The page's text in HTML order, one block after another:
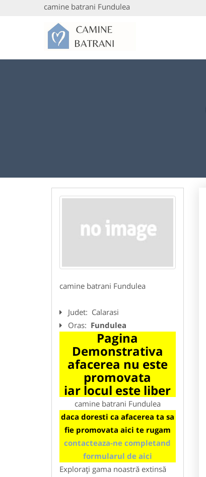
camine batrani Fundulea
camine batrani Fundulea
Judet: Calarasi
Oras: Fundulea
Pagina
Demonstrativa
afacerea nu este
promovata
iar locul este liber
camine batrani Fundulea
daca doresti ca afacerea ta sa
fie promovata aici te rugam
contacteaza-ne completand
formularul de aici
Explorați gama noastră extinsă